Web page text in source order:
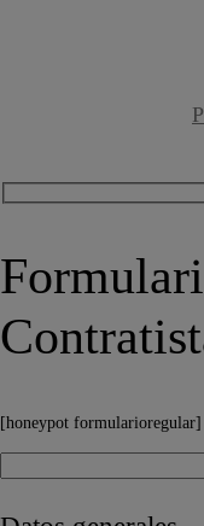
[honeypot formularioregular]